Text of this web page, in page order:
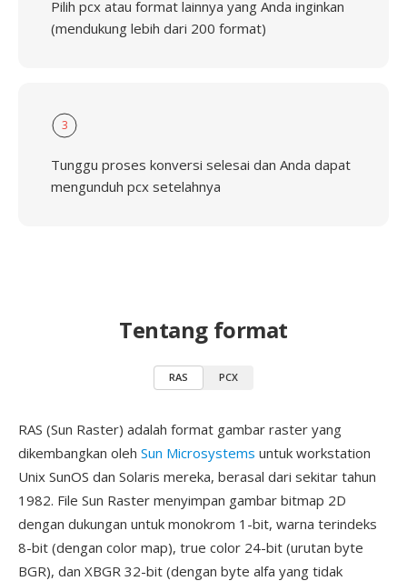
Pilih pcx atau format lainnya yang Anda inginkan
(mendukung lebih dari 200 format)
3
Tunggu proses konversi selesai dan Anda dapat
mengunduh pcx setelahnya
Tentang format
RAS PCX
RAS (Sun Raster) adalah format gambar raster yang
dikembangkan oleh Sun Microsystems untuk workstation
Unix SunOS dan Solaris mereka, berasal dari sekitar tahun
1982. File Sun Raster menyimpan gambar bitmap 2D
dengan dukungan untuk monokrom 1-bit, warna terindeks
8-bit (dengan color map), true color 24-bit (urutan byte
BGR), dan XBGR 32-bit (dengan byte alfa yang tidak